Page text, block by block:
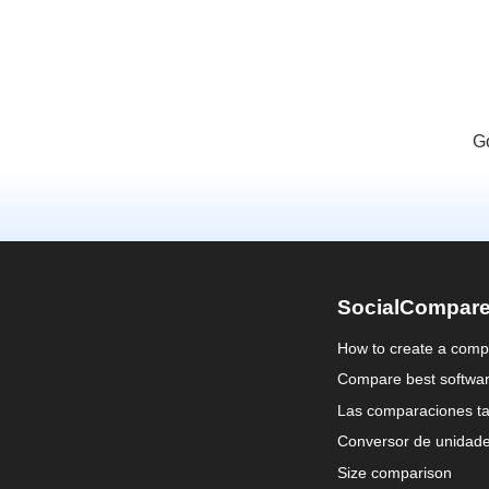
How to create a
Compare best
Las comparaciones
Conversor de
Size comparison